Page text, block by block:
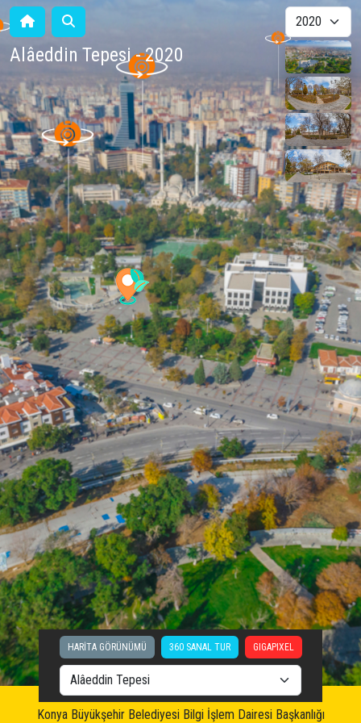
Alâeddin Tepesi - 2020
HARİTA GÖRÜNÜMÜ 360 SANAL TUR GIGAPIXEL
Konya Büyükşehir Belediyesi Bilgi İşlem Dairesi Başkanlığı